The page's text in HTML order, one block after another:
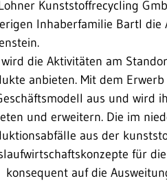
Kunststoffrecycling
Inhaberfamilie Bartl die
wird die Aktivitäten am
anbieten. Mit dem
aus und wird
und erweitern. Die im
aus der
für
konsequent auf die